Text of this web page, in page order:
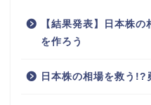
【結果発表】日本株
を作ろう
日本株の相場を救う!?